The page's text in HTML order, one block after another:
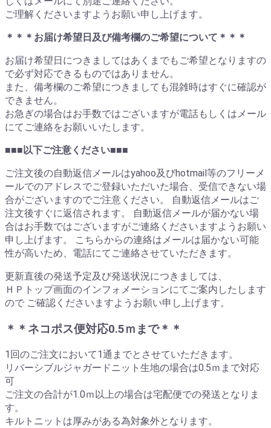
ご理解くださいますようお願い申し上げます。
＊＊＊お届け希望日及び備考欄のご希望について＊＊＊
お届け希望日につきましてはあくまでもご希望となりますの
で必ず対応できるものではありません。
また、備考欄のご希望につきましても混雑時はすぐに確認が
できません。
お急ぎの場合はお手数ではございますが電話もしくはメール
にてご連絡をお願いいたします。
■■■以下ご注意ください■■■
ご注文後の自動返信メールはyahoo及びhotmail等のフリーメ
ールでのアドレスでご登録いただいた場合、受信できない場
合がございますのでご注意ください。 自動返信メールはご
注文後すぐに返信されます。 自動返信メールが届かない場
合はお手数ではございますがご連絡くださいますようお願い
申し上げます。 こちらからの連絡はメールは届かない可能
性が高いため、電話にてご連絡させていただきます。
更新直後の発送予定及び発送状況につきましては、
ＨＰトップ画面のインフォメーションにてご案内したします
ので ご確認くださいますようお願い申し上げます。
＊＊ネコポス便対応0.5ｍまで＊＊
1回のご注文において1通までとさせていただきます。
リバーシブルジャガードニット生地の場合は0.5ｍまで対応
可
ご注文の合計が1.0ｍ以上の場合は宅配便での発送となりま
す。
キルトニットは厚みがある為対象外となります。